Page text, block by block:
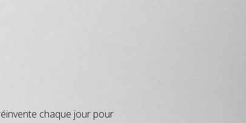
chaque jour pour